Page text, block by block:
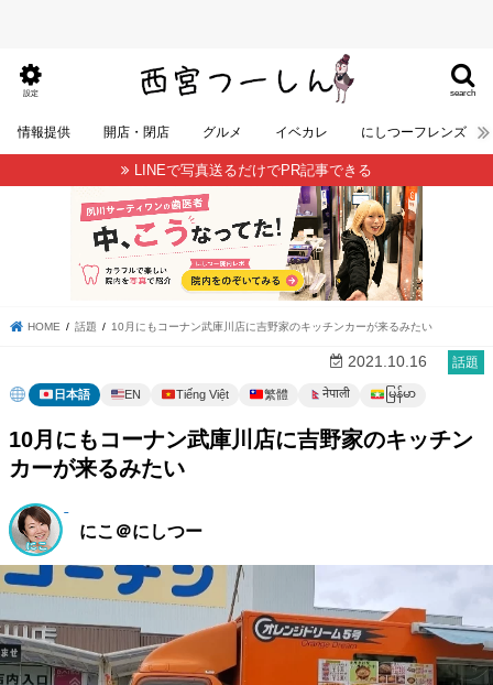
search
設定
情報提供 開店・閉店 グルメ イベカレ にしつーフレンズ
LINEで写真送るだけでPR記事できる
HOME 話題 10月にもコーナン武庫川店に吉野家のキッチンカーが来るみたい
話題
2021.10.16
日本語 EN Tiếng Việt 繁體 नेपाली မြန်မာ
10月にもコーナン武庫川店に吉野家のキッチン
カーが来るみたい
にこ＠にしつー